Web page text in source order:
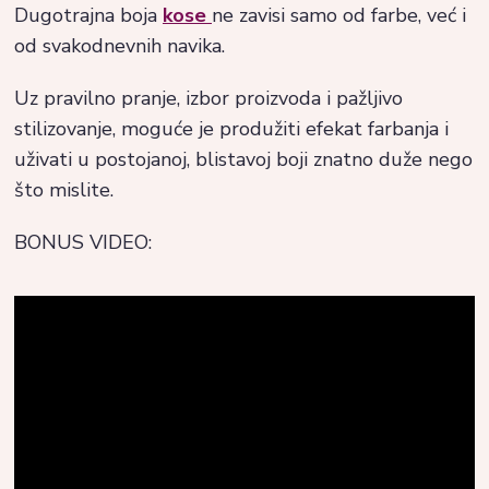
Dugotrajna boja kose ne zavisi samo od farbe, već i
od svakodnevnih navika.
Uz pravilno pranje, izbor proizvoda i pažljivo
stilizovanje, moguće je produžiti efekat farbanja i
uživati u postojanoj, blistavoj boji znatno duže nego
što mislite.
BONUS VIDEO: